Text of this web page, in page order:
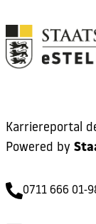
Karriereportal
Powered by
0711 666 01-